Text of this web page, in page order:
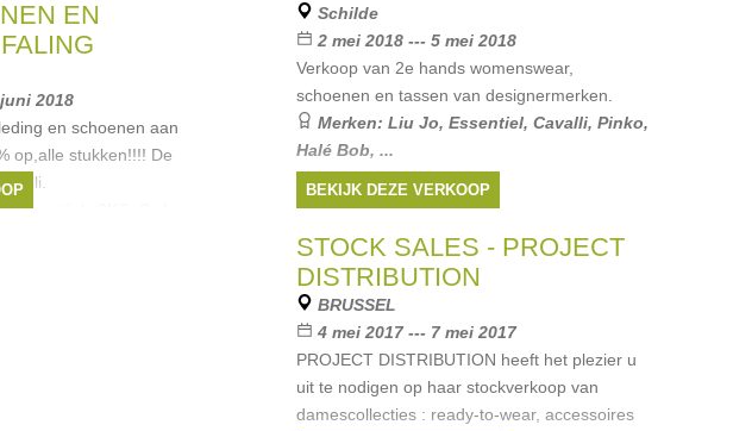
EN
2018
en schoenen aan
op,alle stukken!!!! De
juli.
,Essentiel
Schilde
2 mei 2018 --- 5 mei 2018
Verkoop van 2e hands womenswear,
schoenen en tassen van designermerken.
Merken: Liu Jo, Essentiel, Cavalli, Pinko,
Halé Bob, ...
BEKIJK DEZE VERKOOP
STOCK SALES - PROJECT
DISTRIBUTION
BRUSSEL
4 mei 2017 --- 7 mei 2017
PROJECT DISTRIBUTION heeft het plezier u
uit te nodigen op haar stockverkoop van
damescollecties : ready-to-wear, accessoires